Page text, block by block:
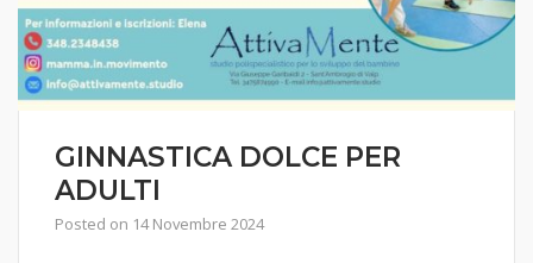
GINNASTICA DOLCE PER
ADULTI
Posted on 14 Novembre 2024